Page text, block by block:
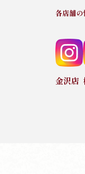
各店舗の
金沢店